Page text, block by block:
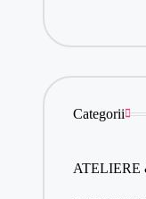
Categorii
ATELIERE